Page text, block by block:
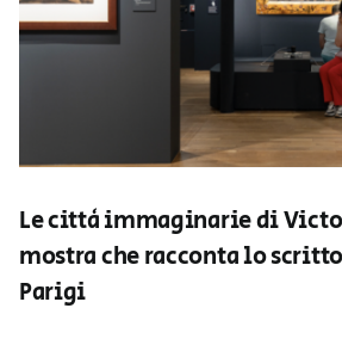
Le città immaginarie di
mostra che racconta lo
Parigi